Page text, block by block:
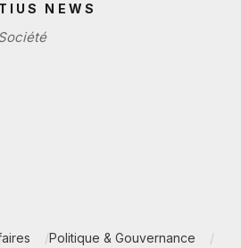
NEWS
Politique & Gouvernance